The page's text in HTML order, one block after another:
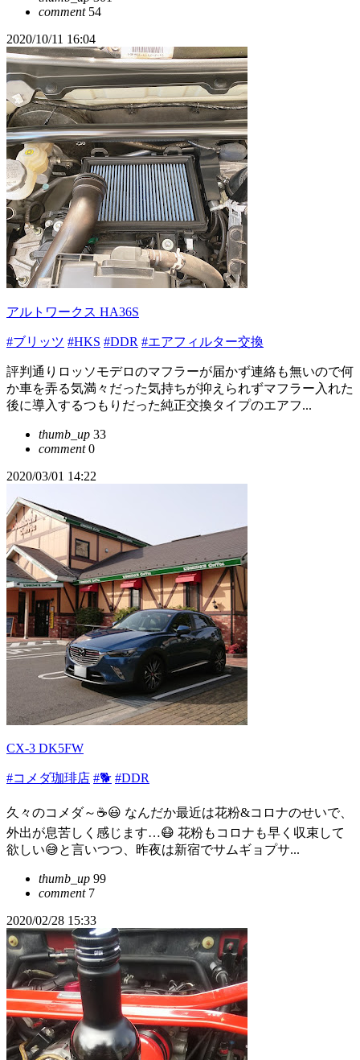
comment54
2020/10/11 16:04
アルトワークス HA36S
#ブリッツ #HKS #DDR #エアフィルター交換
評判通りロッソモデロのマフラーが届かず連絡も無いので何
か車を弄る気満々だった気持ちが抑えられずマフラー入れた
後に導入するつもりだった純正交換タイプのエアフ...
thumb_up 33
comment0
2020/03/01 14:22
CX-3 DK5FW
#コメダ珈琲店 #🐕 #DDR
久々のコメダ～☕😃 なんだか最近は花粉&コロナのせいで、
外出が息苦しく感じます…😷 花粉もコロナも早く収束して
欲しい😅と言いつつ、昨夜は新宿でサムギョプサ...
thumb_up 99
comment7
2020/02/28 15:33